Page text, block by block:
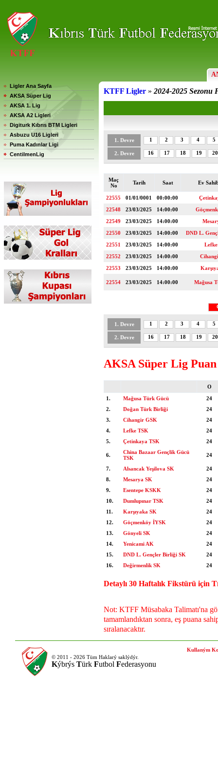
Ligler Ana Sayfa
AKSA Süper Lig
AKSA 1. Lig
AKSA A2 Ligleri
Digiturk Kıbrıs BTM Ligleri
Asbuzu U16 Ligleri
Puma Kadınlar Ligi
CentilmenLig
KTFF Ligler »2024-2025 Sezonu
1. Devre 1 2 3 4 5
2. Devre 16 17 18 19 20
Maç
No
Tarih Saat Ev
22555 01/01/0001 00:00:00
22548
23/03/2025 14:00:00
22549
23/03/2025 14:00:00
22550
23/03/2025 14:00:00
DND L.
22551
23/03/2025 14:00:00
22552
23/03/2025 14:00:00
22553
23/03/2025 14:00:00
22554 23/03/2025 14:00:00 Mağusa
1. Devre 1 2 3 4 5
2. Devre 16 17 18 19 20
AKSA Süper Lig
O
1.
Mağusa Türk Gücü
24
2.
Doğan Türk Birliği
24
3.
Cihangir GSK
24
4.
Lefke TSK
24
5.
Çetinkaya TSK 24
6.
China Bazaar Gençlik Gücü
TSK
24
7. Alsancak Yeşilova SK
24
8.
Mesarya SK
24
9.
Esentepe KSKK
24
10.
Dumlupınar TSK
24
11.
Karşıyaka SK
24
12.
Göçmenköy İYSK
24
13.
Gönyeli SK
24
14.
Yenicami AK
24
15.
DND L. Gençler Birliği SK
24
16.
Değirmenlik SK 24
Detaylı 30 Haftalık Fikstürü için
Not: KTFF Müsabaka Talimatı'na
tamamlandıktan sonra, eş puana
sıralanacaktır.
© 2011 - 2026 Tüm Haklarý saklýdýr.
Kýbrýs Türk Futbol Federasyonu
Kullaným